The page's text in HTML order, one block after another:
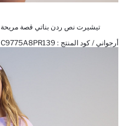
تيشيرت نص ردن بناتي قصة مريحة
أرجواني / كود المنتج : C9775A8PR139